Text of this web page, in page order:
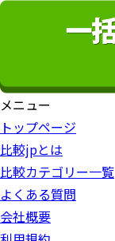
メニュー
トップページ
比較jpとは
比較カテゴリー一覧
よくある質問
会社概要